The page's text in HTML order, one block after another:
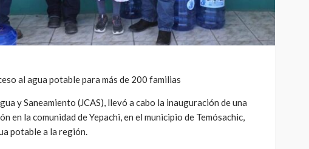
al agua potable para más de 200 familias
y Saneamiento (JCAS), llevó a cabo la inauguración de una
en la comunidad de Yepachi, en el municipio de Temósachic,
potable a la región.